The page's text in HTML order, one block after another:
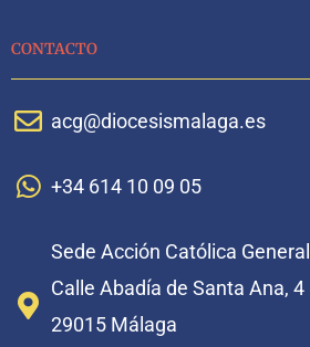
CONTACTO
acg@diocesismalaga.es
+34 614 10 09 05
Sede Acción Católica General
Calle Abadía de Santa Ana, 4
29015 Málaga